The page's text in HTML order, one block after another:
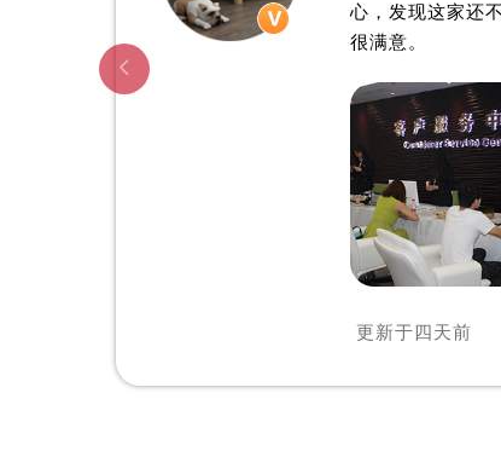
辽宁省盘锦市兴隆台区石油大
辽宁省铁岭市银州区南马路欧
辽宁省营口市站前区市府路与
辽宁省沈阳市沈河区中街路
辽宁省沈阳市沈河区中街路83
北京市朝阳区建国门外大街甲
北京市东城区东长安街1号王府
河北省保定市竞秀区朝阳北大
内蒙古自治区阿拉善盟市左旗
内蒙古自治区巴彦淖尔市临河
内蒙古自治区赤峰市红山区哈
内蒙古自治区呼伦贝尔市海拉
心，发现这家还
很满意。
更新于 四天前
